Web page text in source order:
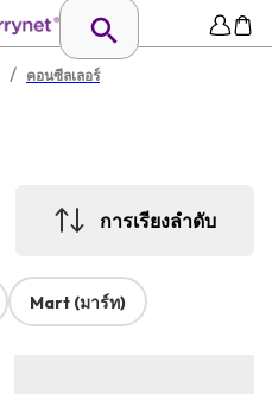
/ คอนซีลเลอร์
การเรียงลำดับ
Mart (มาร์ท)